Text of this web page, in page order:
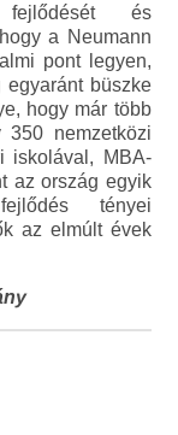
fejlődését és
a Neumann
pont legyen,
büszke
hogy már több
350 nemzetközi
iskolával, MBA-
az ország egyik
tényei
az elmúlt évek